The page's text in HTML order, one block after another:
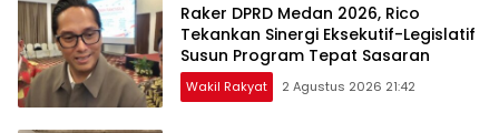
Raker DPRD Medan 2026, Rico
Tekankan Sinergi Eksekutif-Legislatif
Susun Program Tepat Sasaran
Wakil Rakyat 2 Agustus 2026 21:42